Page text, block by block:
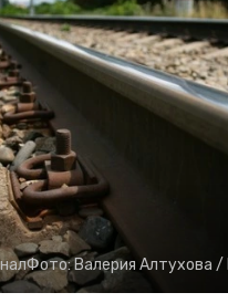
Фото:Валерия Алтухова /